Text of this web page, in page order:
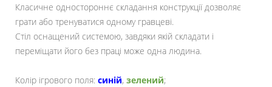
Класичне одностороннє складання конструкції дозволяє
грати або тренуватися одному гравцеві.
Стіл оснащений системою, завдяки якій складати і
переміщати його без праці може одна людина.
Колір ігрового поля: синій, зелений;